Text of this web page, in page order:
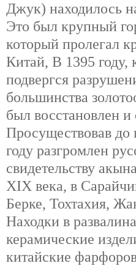
Джук) находилось
Это был крупный
который пролегал
Китай, В 1395 году,
подвергся
большинства
был восстановлен
Просуществовав до
году разгромлен
свидетельству
XIX века, в
Берке, Тохтахия,
Находки в
керамические
китайские